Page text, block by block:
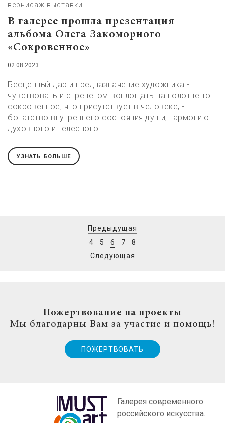
В галерее прошла презентация
альбома Олега Закоморного
«Сокровенное»
вернисаж выставки
02.08.2023
Бесценный дар и предназначение художника -
чувствовать и стрепетом воплощать на полотне то
сокровенное, что присутствует в человеке, -
богатство внутреннего состояния души, гармонию
духовного и телесного.
УЗНАТЬ БОЛЬШЕ
Предыдущая
4
5 6 7
8
Следующая
Пожертвование на проекты
Мы благодарны Вам за участие и помощь!
ПОЖЕРТВОВАТЬ
Галерея современного
российского искусства.